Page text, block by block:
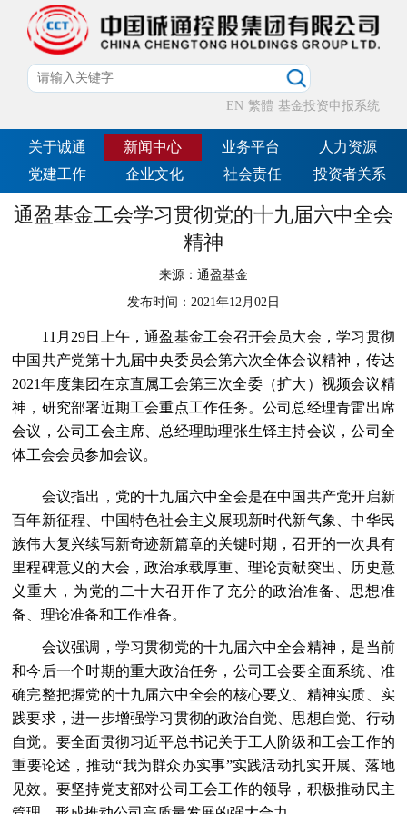
EN 繁體 基金投资申报系统
关于诚通 新闻中心 业务平台
人力资源
党建工作
企业文化 社会责任 投资者关系
通盈基金工会学习贯彻党的十九届六中全会
精神
来源： 通盈基金
发布时间： 2021年12月02日
11月29日上午，通盈基金工会召开会员大会，学习贯彻
中国共产党第十九届中央委员会第六次全体会议精神，传达
2021年度集团在京直属工会第三次全委（扩大）视频会议精
神，研究部署近期工会重点工作任务。公司总经理青雷出席
会议，公司工会主席、总经理助理张生铎主持会议，公司全
体工会会员参加会议。
会议指出，党的十九届六中全会是在中国共产党开启新
百年新征程、中国特色社会主义展现新时代新气象、中华民
族伟大复兴续写新奇迹新篇章的关键时期，召开的一次具有
里程碑意义的大会，政治承载厚重、理论贡献突出、历史意
义重大，为党的二十大召开作了充分的政治准备、思想准
备、理论准备和工作准备。
会议强调，学习贯彻党的十九届六中全会精神，是当前
和今后一个时期的重大政治任务，公司工会要全面系统、准
确完整把握党的十九届六中全会的核心要义、精神实质、实
践要求，进一步增强学习贯彻的政治自觉、思想自觉、行动
自觉。要全面贯彻习近平总书记关于工人阶级和工会工作的
重要论述，推动“我为群众办实事”实践活动扎实开展、落地
见效。要坚持党支部对公司工会工作的领导，积极推动民主